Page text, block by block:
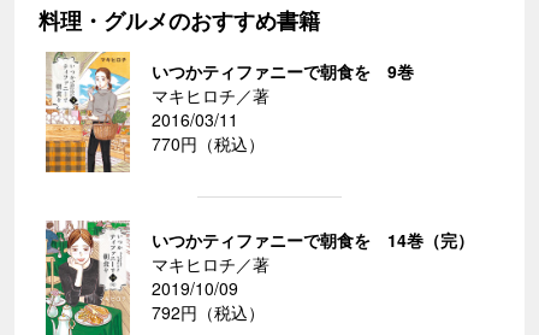
料理・グルメのおすすめ書籍
いつかティファニーで朝食を 9巻
マキヒロチ／著
2016/03/11
770円（税込）
いつかティファニーで朝食を 14巻（完）
マキヒロチ／著
2019/10/09
792円（税込）